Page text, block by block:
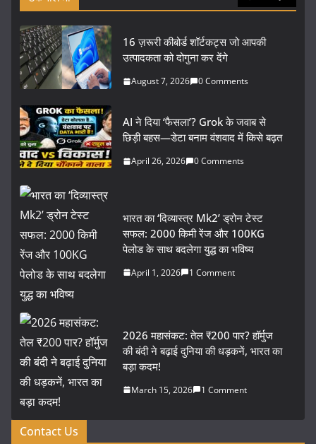
16 ज़रूरी कीबोर्ड शॉर्टकट्स जो आपकी
उत्पादकता को दोगुना कर देंगे
August 7, 2026 0 Comments
AI ने दिया ‘फैसला’? Grok के जवाब से
छिड़ी बहस—डेटा बनाम वंशवाद में किसे बढ़त
April 26, 2026 0 Comments
भारत का ‘दिव्यास्त्र Mk2’ ड्रोन टेस्ट
सफल: 2000 किमी रेंज और 100KG
पेलोड के साथ बदलेगा युद्ध का भविष्य
April 1, 2026 1 Comment
2026 महासंकट: तेल ₹200 पार? हॉर्मुज
की बंदी ने बढ़ाई दुनिया की धड़कनें, भारत का
बड़ा कदम!
March 15, 2026 1 Comment
Contact Us